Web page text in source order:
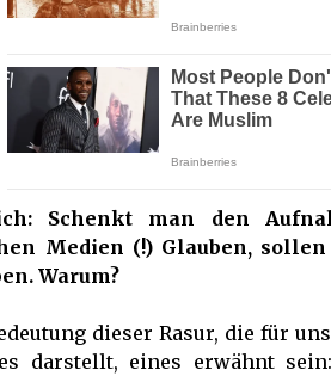
Schenkt man den
Medien (!) Glauben,
Warum?
dieser Rasur, die für
darstellt, eines erwähnt